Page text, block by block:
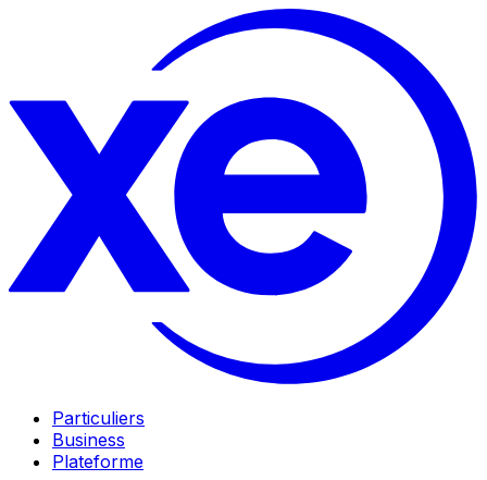
Particuliers
Business
Plateforme